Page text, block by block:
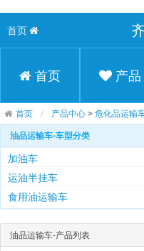
首页
首页 产品
首页 产品中心>危化品运输
油品运输车-车型分类
加油车
运油半挂车
食用油运输车
油品运输车-产品列表